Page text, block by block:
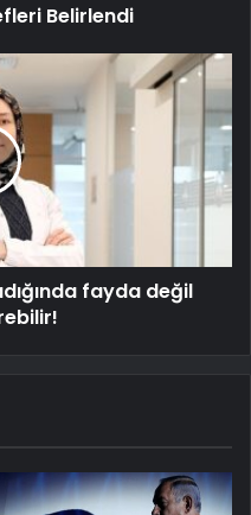
Belirlendi
fayda değil